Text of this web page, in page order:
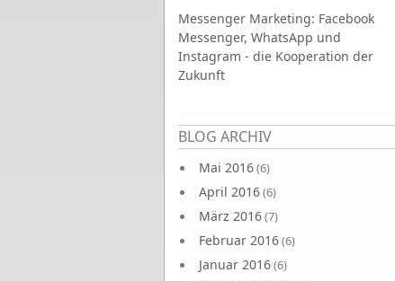
Messenger Marketing: Facebook
Messenger, WhatsApp und
Instagram - die Kooperation der
Zukunft
BLOG ARCHIV
Mai 2016(6)
April 2016(6)
März 2016(7)
Februar 2016(6)
Januar 2016(6)
Seiten